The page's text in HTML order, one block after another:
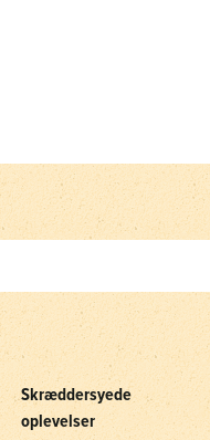
Skræddersyede
oplevelser